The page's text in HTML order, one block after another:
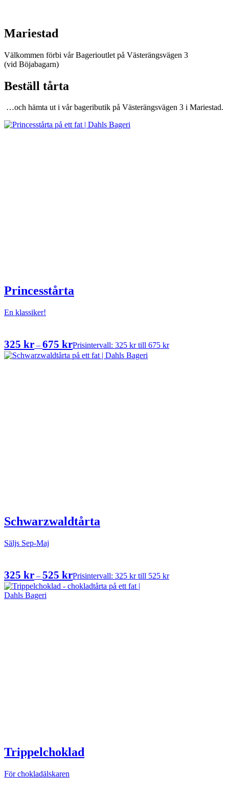
Mariestad
Välkommen förbi vår Bagerioutlet på Västerängsvägen 3
(vid Böjabagarn)
Beställ tårta
…och hämta ut i vår bageributik på Västerängsvägen 3 i Mariestad.
Princesstårta
En klassiker!
325 kr – 675 krPrisintervall: 325 kr till 675 kr
Schwarzwaldtårta
Säljs Sep-Maj
325 kr – 525 krPrisintervall: 325 kr till 525 kr
Trippelchoklad
För chokladälskaren